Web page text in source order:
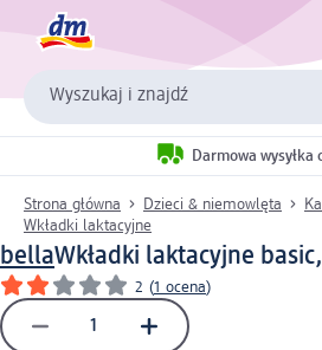
Wyszukaj i znajdź
Darmowa wysyłka
Strona główna Dzieci & niemowlęta
Wkładki laktacyjne
bellaWkładki laktacyjne
2 (1 ocena)